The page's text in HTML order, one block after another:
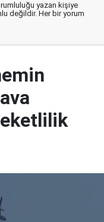
yazan kişiye
değildir. Her bir yorum